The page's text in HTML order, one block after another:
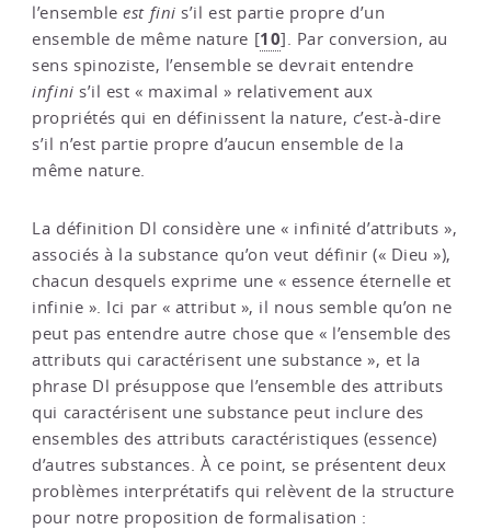
l’ensembleest fini s’il est partie propre d’un
ensemble de même nature [10] . Par conversion, au
sens spinoziste, l’ensemble se devrait entendre
infini s’il est « maximal » relativement aux
propriétés qui en définissent la nature, c’est-à-dire
s’il n’est partie propre d’aucun ensemble de la
même nature.
La définition Dl considère une « infinité d’attributs »,
associés à la substance qu’on veut définir (« Dieu »),
chacun desquels exprime une « essence éternelle et
infinie ». Ici par « attribut », il nous semble qu’on ne
peut pas entendre autre chose que « l’ensemble des
attributs qui caractérisent une substance », et la
phrase Dl présuppose que l’ensemble des attributs
qui caractérisent une substance peut inclure des
ensembles des attributs caractéristiques (essence)
d’autres substances. À ce point, se présentent deux
problèmes interprétatifs qui relèvent de la structure
pour notre proposition de formalisation :